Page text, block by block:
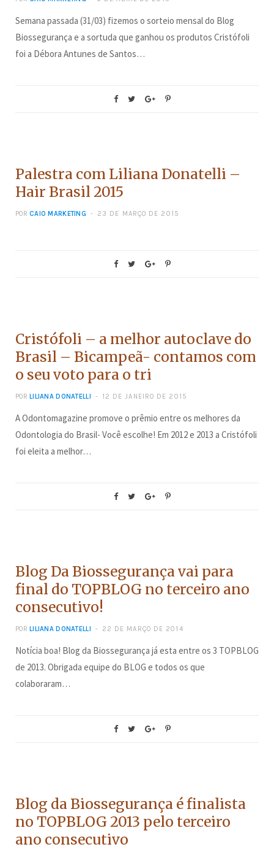
Semana passada (31/03) fizemos o sorteio mensal do Blog
Biossegurança e a sortuda que ganhou os produtos Cristófoli
foi a Débora Antunes de Santos…
Palestra com Liliana Donatelli –
Hair Brasil 2015
POR CAIO MARKETING 23 DE MARÇO DE 2015
Cristófoli – a melhor autoclave do
Brasil – Bicampeã- contamos com
o seu voto para o tri
POR LILIANA DONATELLI 12 DE JANEIRO DE 2015
A Odontomagazine promove o prêmio entre os melhores da
Odontologia do Brasil- Você escolhe! Em 2012 e 2013 a Cristófoli
foi eleita a melhor…
Blog Da Biossegurança vai para
final do TOPBLOG no terceiro ano
consecutivo!
POR LILIANA DONATELLI 22 DE MARÇO DE 2014
Notícia boa! Blog da Biossegurança já esta entre os 3 TOPBLOG
de 2013. Obrigada equipe do BLOG e todos os que
colaboraram…
Blog da Biossegurança é finalista
no TOPBLOG 2013 pelo terceiro
ano consecutivo